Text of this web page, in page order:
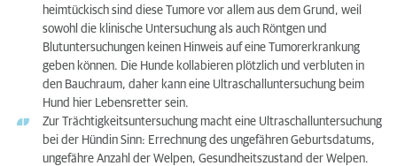
heimtückisch sind diese Tumore vor allem aus dem Grund, weil
sowohl die klinische Untersuchung als auch Röntgen und
Blutuntersuchungen keinen Hinweis auf eine Tumorerkrankung
geben können. Die Hunde kollabieren plötzlich und verbluten in
den Bauchraum, daher kann eine Ultraschalluntersuchung beim
Hund hier Lebensretter sein.
Zur Trächtigkeitsuntersuchung macht eine Ultraschalluntersuchung
bei der Hündin Sinn: Errechnung des ungefähren Geburtsdatums,
ungefähre Anzahl der Welpen, Gesundheitszustand der Welpen.